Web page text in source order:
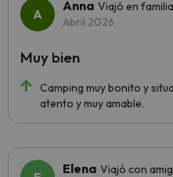
Anna Viajó en familia
Abril 2026
Camping muy bonito y
atento y muy amable.
Muy bien
Elena Viajó con